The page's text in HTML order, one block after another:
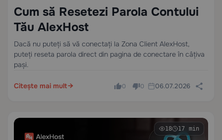
Cum să Resetezi Parola Contului
Tău AlexHost
Dacă nu puteți să vă conectați la Zona Client AlexHost,
puteți reseta parola direct din pagina de conectare în câțiva
pași.
Citește mai mult 0 0 06.07.2026
18 17 min